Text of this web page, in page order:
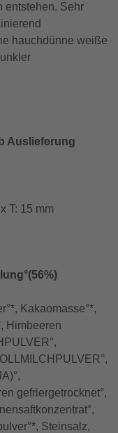
entstehen. Sehr
hauchdünne weiße
Auslieferung
T: 15 mm
Kakaomasse°*,
Himbeeren
gefriergetrocknet°,
Steinsalz,